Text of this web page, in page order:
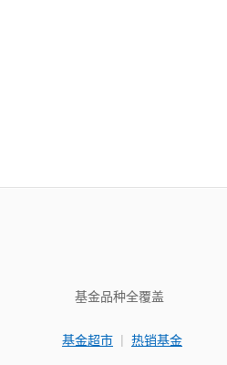
基金品种全覆盖
基金超市 | 热销基金